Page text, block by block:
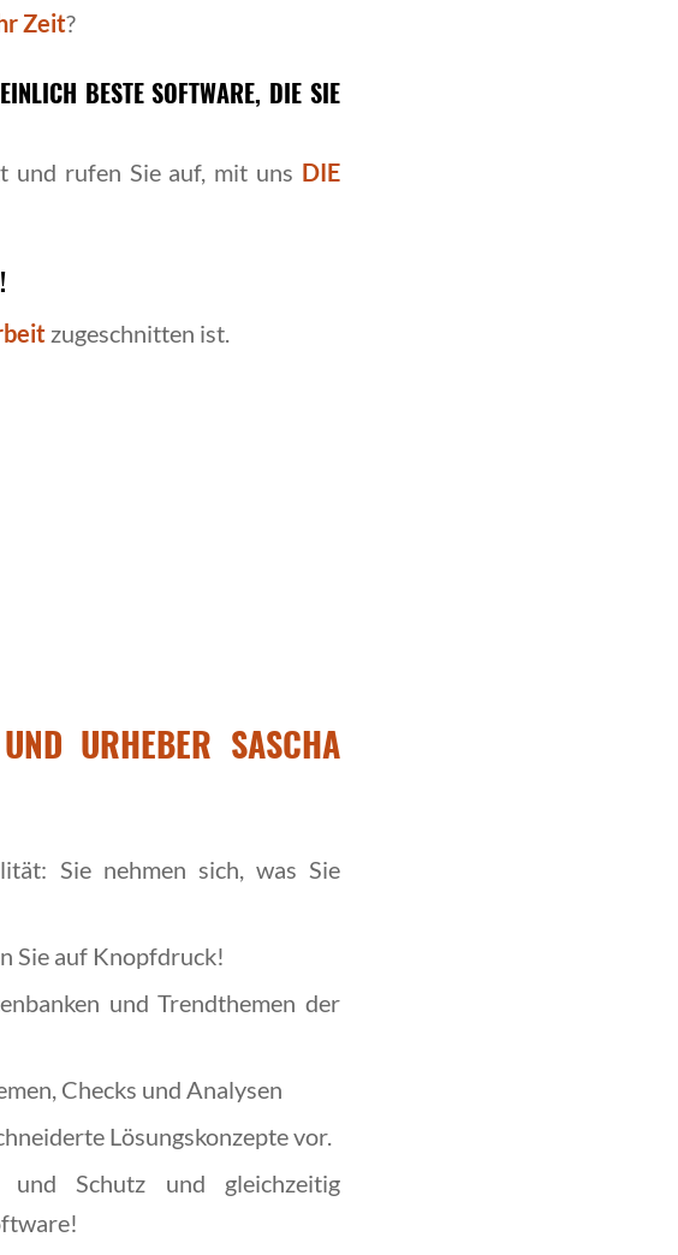
Zeit?
BESTE SOFTWARE, DIE SIE
und rufen Sie auf, mit uns DIE
zugeschnitten ist.
URHEBER SASCHA
Sie nehmen sich, was Sie
Sie auf Knopfdruck!
und Trendthemen der
Checks und Analysen
Lösungskonzepte vor.
Schutz und gleichzeitig